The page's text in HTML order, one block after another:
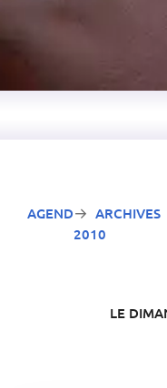
AGENDA→ARCHIVES
2010
LE